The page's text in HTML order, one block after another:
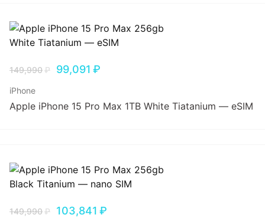
149,990₽ 99,091 ₽
iPhone
Apple iPhone 15 Pro Max 1TB White Tiatanium — eSIM
149,990₽ 103,841 ₽